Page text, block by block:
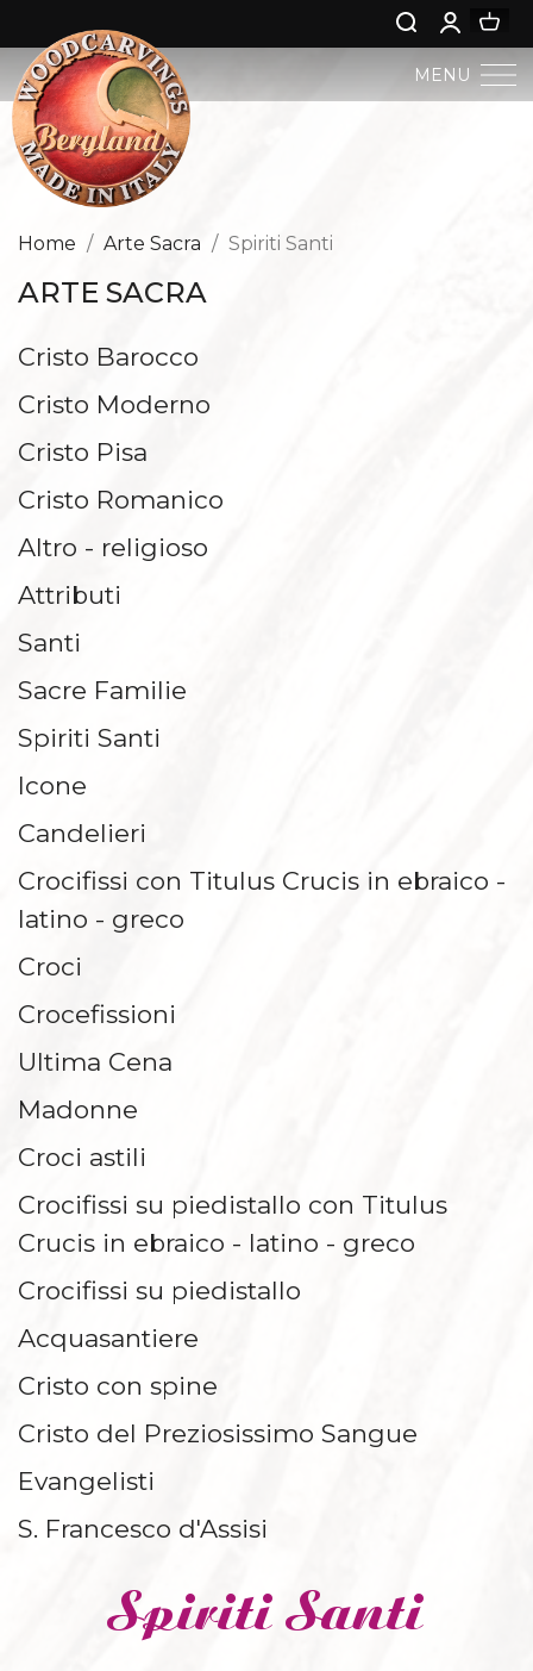
MENU
PRESEPIO BERGLAND
ARTE SACRA
ARTE PROFANA
GESÙ BAMBINI
ANGELI E PUTTI
MENSOLE E BASI
Home Arte Sacra Spiriti Santi
ARTE SACRA
Cristo Barocco
Cristo Moderno
Cristo Pisa
Cristo Romanico
Altro - religioso
Attributi
Santi
Sacre Familie
Spiriti Santi
Icone
Candelieri
Crocifissi con Titulus Crucis in ebraico -
latino - greco
Croci
Crocefissioni
Ultima Cena
Madonne
Croci astili
Crocifissi su piedistallo con Titulus
Crucis in ebraico - latino - greco
Crocifissi su piedistallo
Acquasantiere
Cristo con spine
Cristo del Preziosissimo Sangue
Evangelisti
S. Francesco d'Assisi
Spiriti Santi